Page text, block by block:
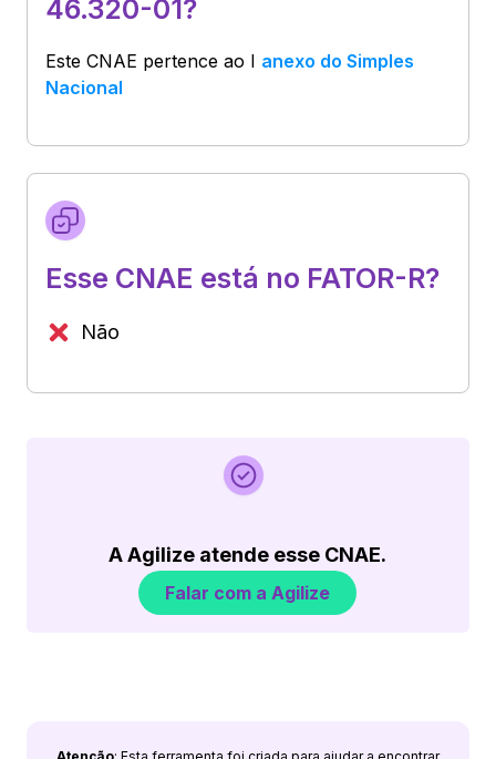
46.320-01?
Este CNAE pertence ao I anexo do Simples
Nacional
Esse CNAE está no FATOR-R?
Não
A Agilize atende esse CNAE.
Falar com a Agilize